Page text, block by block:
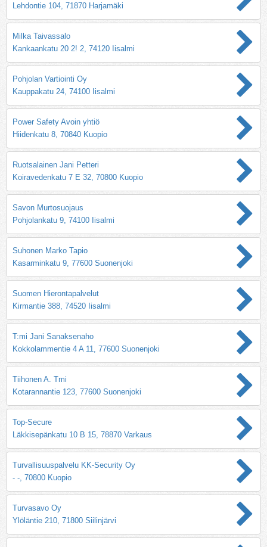
Lehdontie 104, 71870 Harjamäki
Milka Taivassalo
Kankaankatu 20 2! 2, 74120 Iisalmi
Pohjolan Vartiointi Oy
Kauppakatu 24, 74100 Iisalmi
Power Safety Avoin yhtiö
Hiidenkatu 8, 70840 Kuopio
Ruotsalainen Jani Petteri
Koiravedenkatu 7 E 32, 70800 Kuopio
Savon Murtosuojaus
Pohjolankatu 9, 74100 Iisalmi
Suhonen Marko Tapio
Kasarminkatu 9, 77600 Suonenjoki
Suomen Hierontapalvelut
Kirmantie 388, 74520 Iisalmi
T:mi Jani Sanaksenaho
Kokkolammentie 4 A 11, 77600 Suonenjoki
Tiihonen A. Tmi
Kotarannantie 123, 77600 Suonenjoki
Top-Secure
Läkkisepänkatu 10 B 15, 78870 Varkaus
Turvallisuuspalvelu KK-Security Oy
- -, 70800 Kuopio
Turvasavo Oy
Ylöläntie 210, 71800 Siilinjärvi